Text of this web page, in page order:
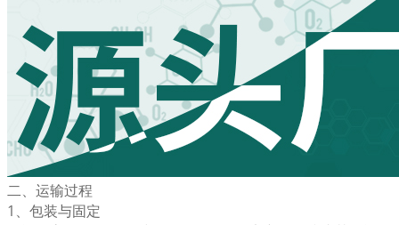
二、运输过程
1、包装与固定